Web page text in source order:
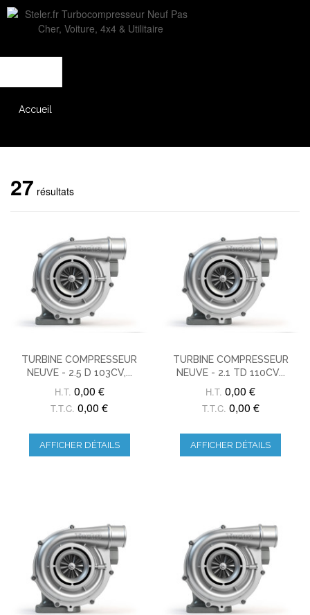
Accueil
27 résultats
TURBINE COMPRESSEUR
NEUVE - 2.5 D 103CV,...
H.T. 0,00 €
T.T.C. 0,00 €
AFFICHER DÉTAILS
TURBINE COMPRESSEUR
NEUVE - 2.1 TD 110CV...
H.T. 0,00 €
T.T.C. 0,00 €
AFFICHER DÉTAILS